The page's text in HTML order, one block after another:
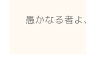
愚かなる者よ